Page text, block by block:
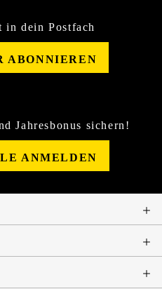
in dein Postfach
ABONNIEREN
Jahresbonus sichern!
ANMELDEN